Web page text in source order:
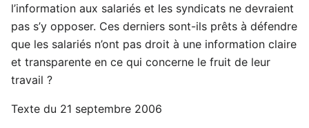
l’information aux salariés et les syndicats ne devraient
pas s’y opposer. Ces derniers sont-ils prêts à défendre
que les salariés n’ont pas droit à une information claire
et transparente en ce qui concerne le fruit de leur
travail ?
Texte du 21 septembre 2006